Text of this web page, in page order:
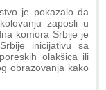
je pokazalo da
zaposli u
komora Srbije je
inicijativu sa
olakšica ili
obrazovanja kako